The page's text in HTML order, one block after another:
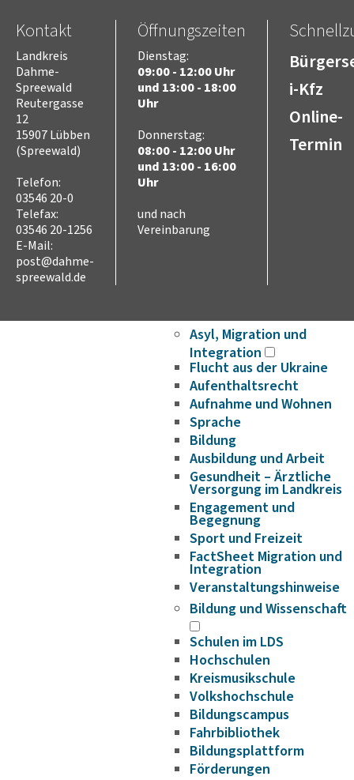
Niederschriften
Videoaufzeichnungen
Kreistag
Themen
Kinder
SchülerInnen
Jugend
Bauen und Infrastruktur
Digitalisierung
Asyl, Migration und
Integration
Flucht aus der Ukraine
Aufenthaltsrecht
Aufnahme und Wohnen
Sprache
Bildung
Ausbildung und Arbeit
Gesundheit – Ärztliche
Versorgung im Landkreis
Engagement und
Begegnung
Sport und Freizeit
FactSheet Migration und
Integration
Veranstaltungshinweise
Bildung und Wissenschaft
Schulen im LDS
Hochschulen
Kreismusikschule
Volkshochschule
Bildungscampus
Fahrbibliothek
Bildungsplattform
Förderungen
Kontakt
Landkreis
Dahme-
Spreewald
Reutergasse
12
15907 Lübben
(Spreewald)
Telefon:
03546 20-0
Telefax:
03546 20-1256
E-Mail:
post@dahme-
spreewald.de
Öffnungszeiten
Dienstag:
09:00 - 12:00 Uhr
und 13:00 - 18:00
Uhr
Donnerstag:
08:00 - 12:00 Uhr
und 13:00 - 16:00
Uhr
und nach
Vereinbarung
i-Kfz
Online-
Termin